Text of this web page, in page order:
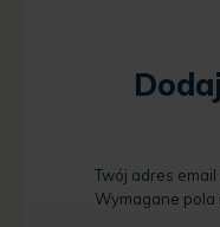
Twój adres
Wymagane pola